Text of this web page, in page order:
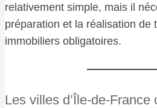
relativement simple, mais il
préparation et la réalisation de
immobiliers obligatoires.
Les villes d’Île-de-France